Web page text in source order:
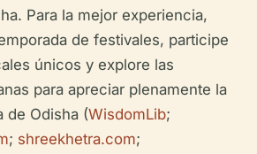
Para la mejor experiencia,
de festivales, participe
únicos y explore las
para apreciar plenamente la
de Odisha (WisdomLib;
; shreekhetra.com;